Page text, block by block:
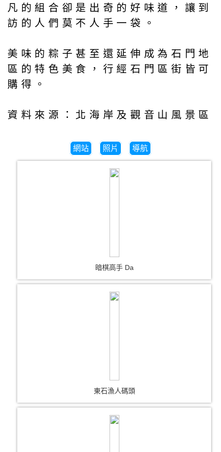
凡的組合卻是出奇的好味道，讓到
訪的人們莫不人手一袋。
美味的粽子甚至還延伸成為石門地
區的特色美食，行經石門區街皆可
購得。
資料來源：北海岸及觀音山風景區
網站 照片 導航
暗棋高手 Da
東石漁人碼頭